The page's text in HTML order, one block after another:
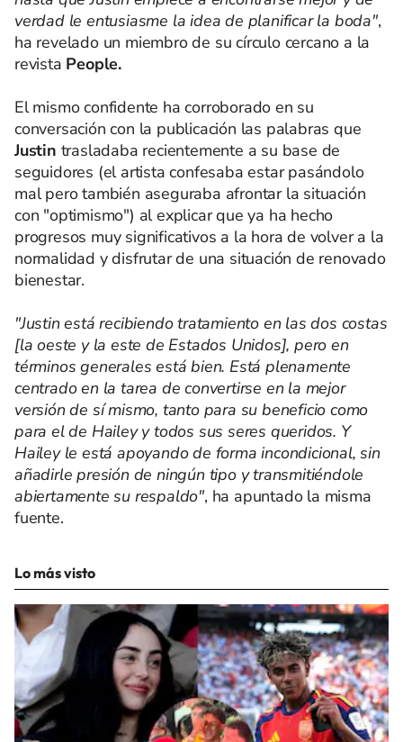
verdad le entusiasme la idea de planificar la boda",
ha revelado un miembro de su círculo cercano a la
revista People.
El mismo confidente ha corroborado en su
conversación con la publicación las palabras que
Justin trasladaba recientemente a su base de
seguidores (el artista confesaba estar pasándolo
mal pero también aseguraba afrontar la situación
con "optimismo") al explicar que ya ha hecho
progresos muy significativos a la hora de volver a la
normalidad y disfrutar de una situación de renovado
bienestar.
"Justin está recibiendo tratamiento en las dos costas
[la oeste y la este de Estados Unidos], pero en
términos generales está bien. Está plenamente
centrado en la tarea de convertirse en la mejor
versión de sí mismo, tanto para su beneficio como
para el de Hailey y todos sus seres queridos. Y
Hailey le está apoyando de forma incondicional, sin
añadirle presión de ningún tipo y transmitiéndole
abiertamente su respaldo", ha apuntado la misma
fuente.
Lo más visto